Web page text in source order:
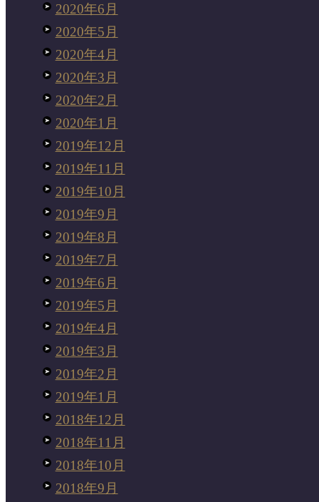
2020年6月
2020年5月
2020年4月
2020年3月
2020年2月
2020年1月
2019年12月
2019年11月
2019年10月
2019年9月
2019年8月
2019年7月
2019年6月
2019年5月
2019年4月
2019年3月
2019年2月
2019年1月
2018年12月
2018年11月
2018年10月
2018年9月